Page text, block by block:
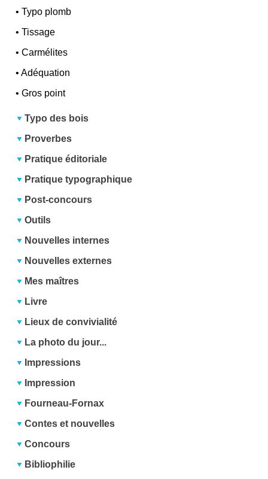
•Typo plomb
•Tissage
•Carmélites
•Adéquation
•Gros point
Typo des bois
Proverbes
Pratique éditoriale
Pratique typographique
Post-concours
Outils
Nouvelles internes
Nouvelles externes
Mes maîtres
Livre
Lieux de convivialité
La photo du jour...
Impressions
Impression
Fourneau-Fornax
Contes et nouvelles
Concours
Bibliophilie